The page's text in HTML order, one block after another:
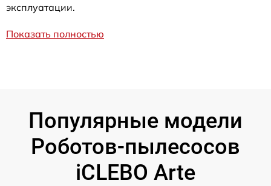
эксплуатации.
Показать полностью
Популярные модели
Роботов-пылесосов
iCLEBO Arte